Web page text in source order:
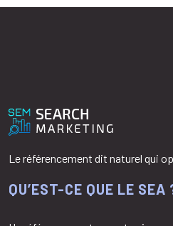
Le référencement dit naturel qui
QU’EST-CE QUE LE SEA